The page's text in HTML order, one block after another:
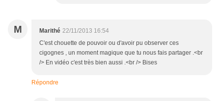
M Marithé 22/11/2013 16:54
C'est chouette de pouvoir ou d'avoir pu observer ces
cigognes , un moment magique que tu nous fais partager .<br
/> En vidéo c'est très bien aussi .<br /> Bises
Répondre